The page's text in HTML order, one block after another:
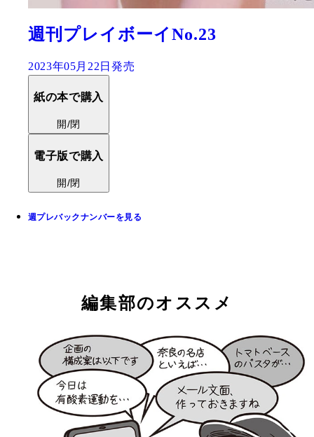
週刊プレイボーイNo.23
2023年05月22日発売
紙の本で購入
開/閉
電子版で購入
開/閉
週プレバックナンバーを見る
編集部のオススメ